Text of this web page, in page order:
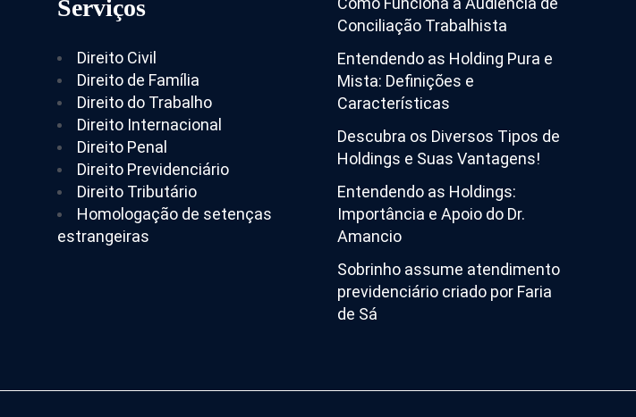
Serviços
Direito Civil
Direito de Família
Direito do Trabalho
Direito Internacional
Direito Penal
Direito Previdenciário
Direito Tributário
Homologação de setenças
estrangeiras
Conciliação Trabalhista
Entendendo as Holding Pura e
Mista: Definições e
Características
Descubra os Diversos Tipos de
Holdings e Suas Vantagens!
Entendendo as Holdings:
Importância e Apoio do Dr.
Amancio
Sobrinho assume atendimento
previdenciário criado por Faria
de Sá